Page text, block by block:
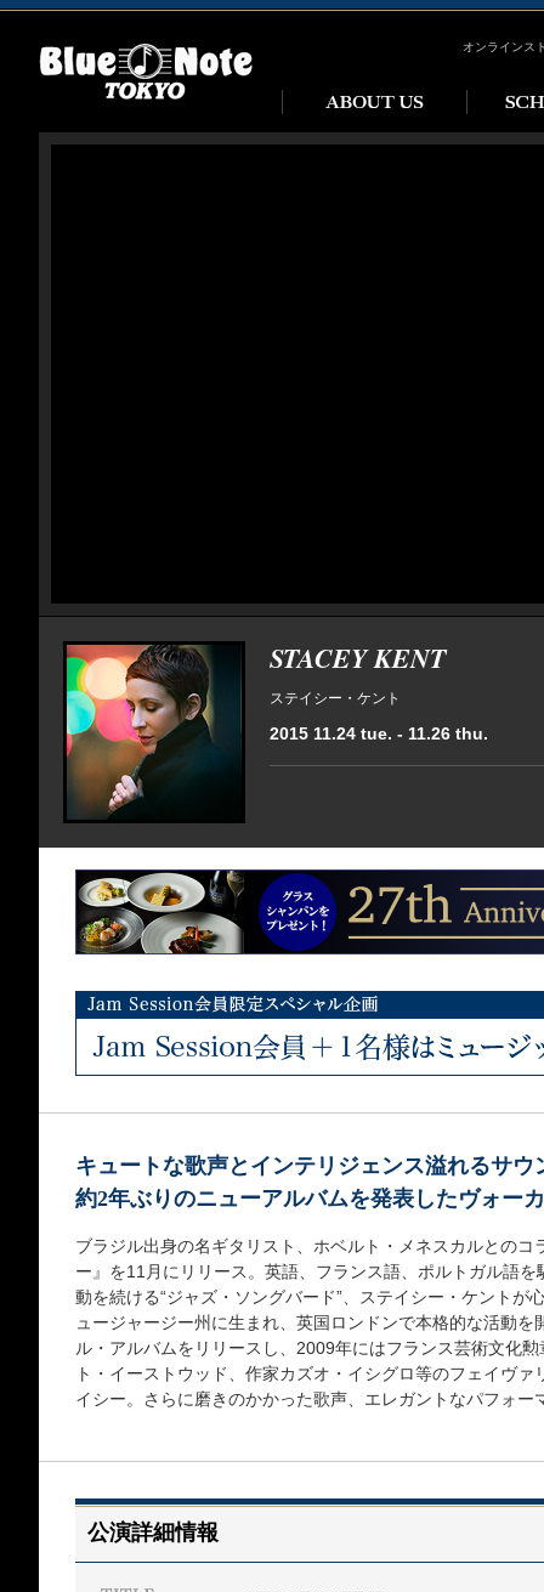
オンラインス
STACEY KENT
ステイシー・ケント
2015 11.24 tue. - 11.26 thu.
キュートな歌声とインテリジェンス溢れるサウ
約2年ぶりのニューアルバムを発表したヴォー
ブラジル出身の名ギタリスト、ホベルト・メネスカルとの
ー』を11月にリリース。英語、フランス語、ポルトガル語
動を続ける“ジャズ・ソングバード”、ステイシー・ケントが
ュージャージー州に生まれ、英国ロンドンで本格的な活動
ル・アルバムをリリースし、2009年にはフランス芸術文化
ト・イーストウッド、作家カズオ・イシグロ等のフェイヴ
イシー。さらに磨きのかかった歌声、エレガントなパフォー
公演詳細情報